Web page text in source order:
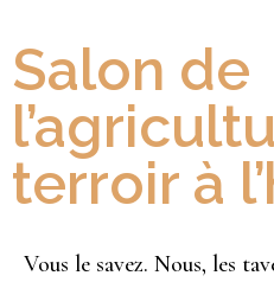
Salon de
terroir à
Vous le savez. Nous, les